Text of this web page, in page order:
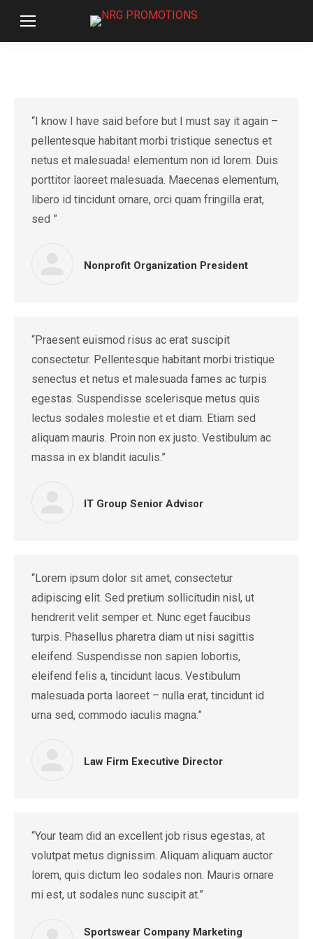
“I know I have said before but I must say it again –
pellentesque habitant morbi tristique senectus et
netus et malesuada! elementum non id lorem. Duis
porttitor laoreet malesuada. Maecenas elementum,
libero id tincidunt ornare, orci quam fringilla erat,
sed ”
Nonprofit Organization President
“Praesent euismod risus ac erat suscipit
consectetur. Pellentesque habitant morbi tristique
senectus et netus et malesuada fames ac turpis
egestas. Suspendisse scelerisque metus quis
lectus sodales molestie et et diam. Etiam sed
aliquam mauris. Proin non ex justo. Vestibulum ac
massa in ex blandit iaculis.”
IT Group Senior Advisor
“Lorem ipsum dolor sit amet, consectetur
adipiscing elit. Sed pretium sollicitudin nisl, ut
hendrerit velit semper et. Nunc eget faucibus
turpis. Phasellus pharetra diam ut nisi sagittis
eleifend. Suspendisse non sapien lobortis,
eleifend felis a, tincidunt lacus. Vestibulum
malesuada porta laoreet – nulla erat, tincidunt id
urna sed, commodo iaculis magna.”
Law Firm Executive Director
“Your team did an excellent job risus egestas, at
volutpat metus dignissim. Aliquam aliquam auctor
lorem, quis dictum leo sodales non. Mauris ornare
mi est, ut sodales nunc suscipit at.”
Sportswear Company Marketing